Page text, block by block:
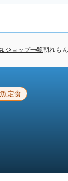
ショップ一覧朝れもん
定食